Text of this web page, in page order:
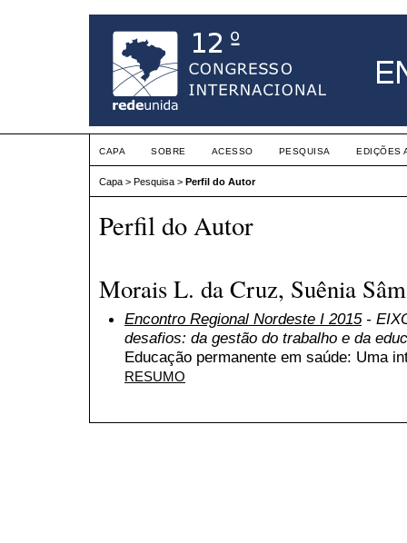
CAPA SOBRE ACESSO PESQUISA EDIÇÕES
Capa > Pesquisa > Perfil do Autor
Perfil do Autor
Morais L. da Cruz, Suênia
Encontro Regional Nordeste I 2015-
desafios: da gestão do trabalho e da
Educação permanente em saúde: Uma
RESUMO